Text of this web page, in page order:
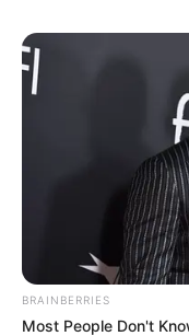
BRAINBERRIES
Most People Don't